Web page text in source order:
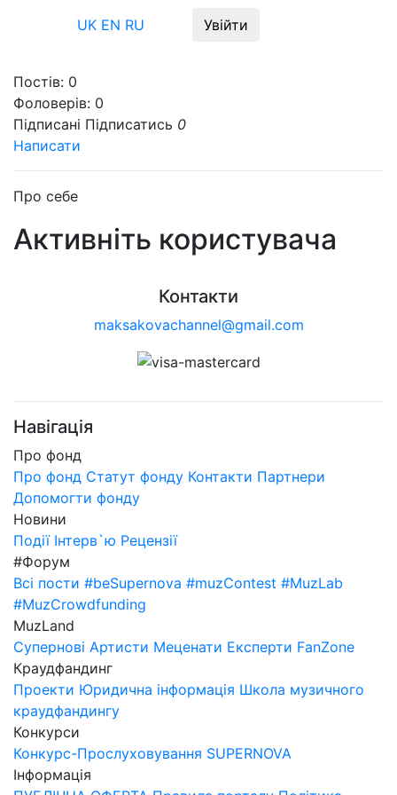
UK EN RU Увійти
Постів: 0
Фоловерів: 0
Підписані Підписатись 0
Написати
Про себе
Активніть користувача
Контакти
maksakovachannel@gmail.com
Навігація
Про фонд
Про фонд Статут фонду Контакти Партнери
Допомогти фонду
Новини
Події Інтерв`ю Рецензії
#Форум
Всі пости #beSupernova #muzContest #MuzLab
#MuzCrowdfunding
MuzLand
Супернові Артисти Меценати Експерти FanZone
Краудфандинг
Проекти Юридична інформація Школа музичного
краудфандингу
Конкурси
Конкурс-Прослуховування SUPERNOVA
Інформація